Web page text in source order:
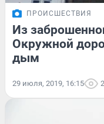
ПРОИСШЕСТВИЯ
Из
Окружной
дым
29 июля, 2019, 16:15